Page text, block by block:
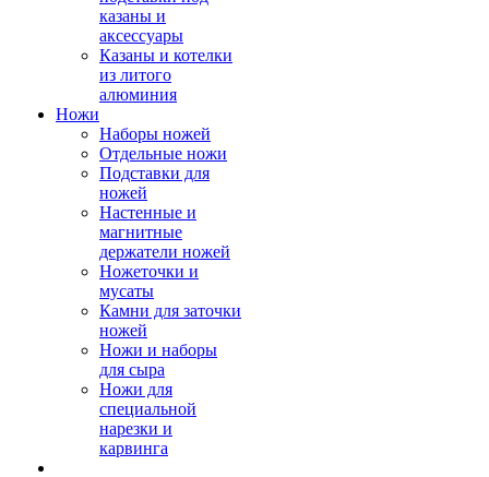
казаны и
аксессуары
Казаны и котелки
из литого
алюминия
Ножи
Наборы ножей
Отдельные ножи
Подставки для
ножей
Настенные и
магнитные
держатели ножей
Ножеточки и
мусаты
Камни для заточки
ножей
Ножи и наборы
для сыра
Ножи для
специальной
нарезки и
карвинга